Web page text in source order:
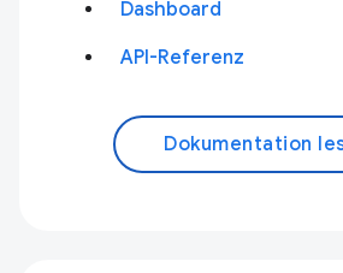
Dashboard
API-Referenz
Dokumentation